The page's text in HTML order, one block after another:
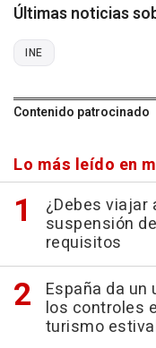
Últimas noticias
INE
Contenido patrocinado
Lo más leído en
¿Debes
suspensión
requisitos
España da
los controles
turismo